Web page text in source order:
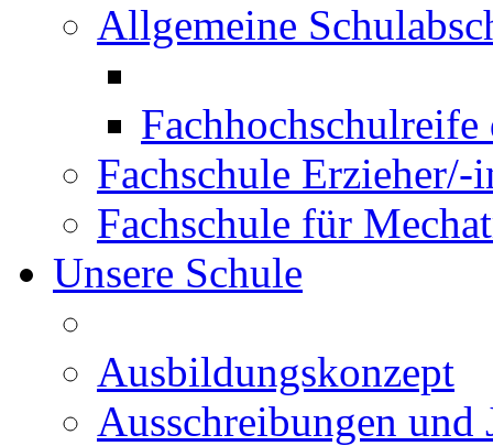
Allgemeine
Fachschule Erzieher/-
Fachschule für
Unsere Schule
Ausbildungskonzept
Ausschreibungen und